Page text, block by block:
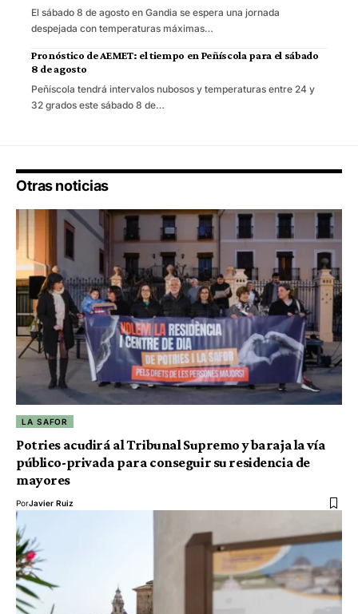
El sábado 8 de agosto en Gandia se espera una jornada
despejada con temperaturas máximas…
Pronóstico de AEMET: el tiempo en Peñíscola para el sábado
8 de agosto
Peñíscola tendrá intervalos nubosos y temperaturas entre 24 y
32 grados este sábado 8 de…
Otras noticias
LA SAFOR
Potries acudirá al Tribunal Supremo y baraja la vía
público-privada para conseguir su residencia de
mayores
PorJavier Ruiz